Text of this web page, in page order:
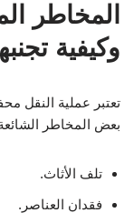
المخاطر
وكيفية
تعتبر عملية النقل
بعض المخاطر
تلف الأثاث.
فقدان العناصر.